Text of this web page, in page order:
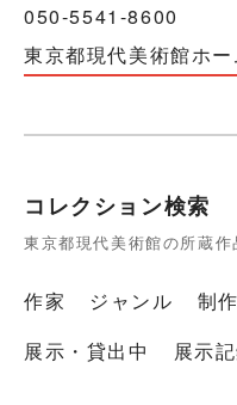
050-5541-8600
東京都現代美術館ホ
コレクション検索
東京都現代美術館の所蔵
作家 ジャンル 制
展示・貸出中
展示